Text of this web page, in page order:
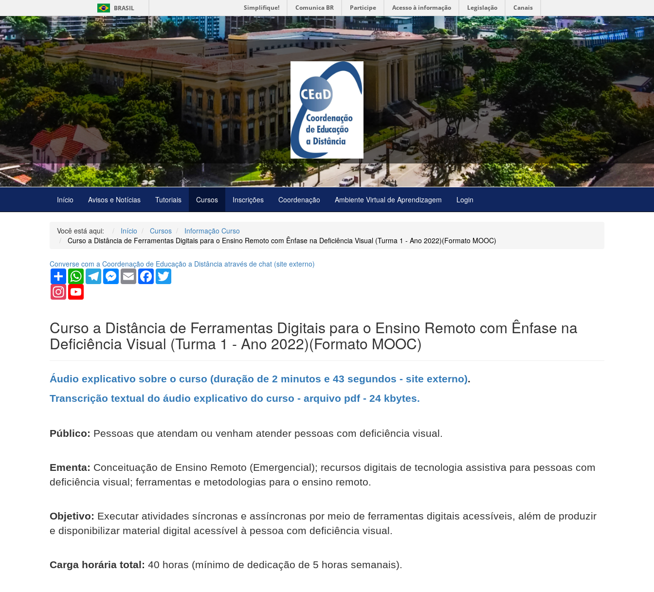
BRASIL Simplifique! Comunica BR Participe Acesso à informação Legislação Canais
Início Avisos e Notícias Tutoriais Cursos Inscrições Coordenação Ambiente Virtual de Aprendizagem Login
Você está aqui: Início Cursos
Informação Curso
Curso a Distância de Ferramentas Digitais para o Ensino Remoto com Ênfase na Deficiência Visual (Turma 1 - Ano 2022)(Formato MOOC)
Converse com a Coordenação de Educação a Distância através de chat (site externo)
Share WhatsAppTelegramMessenger
Email Facebook
Instagram
Curso a Distância de Ferramentas Digitais para o Ensino Remoto com Ênfase na
Deficiência Visual (Turma 1 - Ano 2022)(Formato MOOC)
Áudio explicativo sobre o curso (duração de 2 minutos e 43 segundos - site externo).
Transcrição textual do áudio explicativo do curso - arquivo pdf - 24 kbytes.
Público: Pessoas que atendam ou venham atender pessoas com deficiência visual.
Ementa: Conceituação de Ensino Remoto (Emergencial); recursos digitais de tecnologia assistiva para pessoas com
deficiência visual; ferramentas e metodologias para o ensino remoto.
Objetivo: Executar atividades síncronas e assíncronas por meio de ferramentas digitais acessíveis, além de produzir
e disponibilizar material digital acessível à pessoa com deficiência visual.
Carga horária total: 40 horas (mínimo de dedicação de 5 horas semanais).